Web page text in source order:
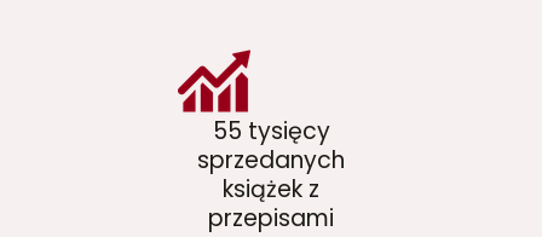
55 tysięcy
sprzedanych
książek z
przepisami